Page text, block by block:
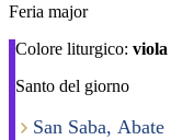
Feria major
Colore liturgico: viola
Santo del giorno
San Saba, Abate